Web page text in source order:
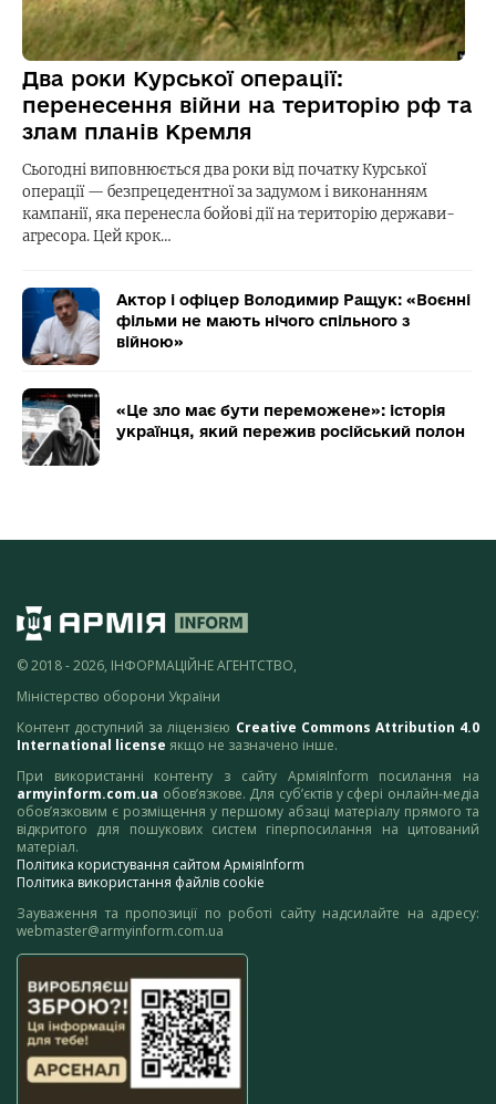
Два роки Курської операції:
перенесення війни на територію рф та
злам планів Кремля
Сьогодні виповнюється два роки від початку Курської
операції — безпрецедентної за задумом і виконанням
кампанії, яка перенесла бойові дії на територію держави-
агресора. Цей крок…
Актор і офіцер Володимир Ращук: «Воєнні
фільми не мають нічого спільного з
війною»
«Це зло має бути переможене»: історія
українця, який пережив російський полон
© 2018 - 2026, ІНФОРМАЦІЙНЕ АГЕНТСТВО,
Міністерство оборони України
Контент доступний за ліцензією Creative Commons Attribution 4.0
International license якщо не зазначено інше.
При використанні контенту з сайту АрміяInform посилання на
armyinform.com.ua обов’язкове. Для суб’єктів у сфері онлайн-медіа
обов’язковим є розміщення у першому абзаці матеріалу прямого та
відкритого для пошукових систем гіперпосилання на цитований
матеріал.
Політика користування сайтом АрміяInform
Політика використання файлів cookie
Зауваження та пропозиції по роботі сайту надсилайте на адресу:
webmaster@armyinform.com.ua